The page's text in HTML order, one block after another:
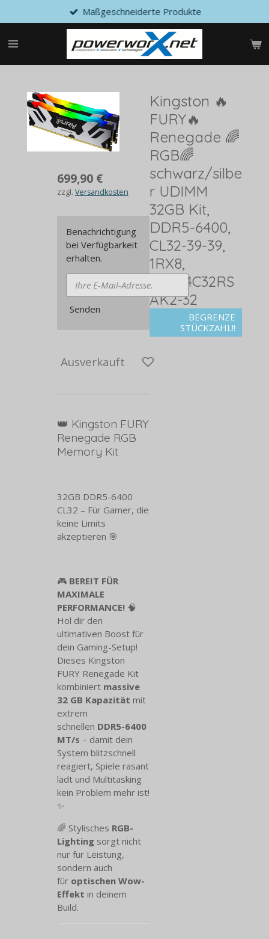
Hauptinhalt
springen
Maßgeschneiderte Produkte
Kingston 🔥
FURY🔥
Renegade 🌈
RGB🌈
schwarz/silbe
r UDIMM
32GB Kit,
DDR5-6400,
CL32-39-39,
1RX8,
KF564C32RS
AK2-32
BEGRENZE
STÜCKZAHL!!
699,90 €
zzgl. Versandkosten
Benachrichtigung
bei Verfügbarkeit
erhalten.
Senden
Ausverkauft
👑 Kingston FURY
Renegade RGB
Memory Kit
32GB DDR5-6400
CL32 – Für Gamer, die
keine Limits
akzeptieren 🎯
🎮 BEREIT FÜR
MAXIMALE
PERFORMANCE! 🧠
Hol dir den
ultimativen Boost für
dein Gaming-Setup!
Dieses Kingston
FURY Renegade Kit
kombiniert massive
32 GB Kapazität mit
extrem
schnellen DDR5-6400
MT/s – damit dein
System blitzschnell
reagiert, Spiele rasant
lädt und Multitasking
kein Problem mehr ist!
✨
🌈 Stylisches RGB-
Lighting sorgt nicht
nur für Leistung,
sondern auch
für optischen Wow-
Effekt in deinem
Build.